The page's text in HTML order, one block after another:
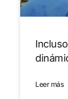
Leer más